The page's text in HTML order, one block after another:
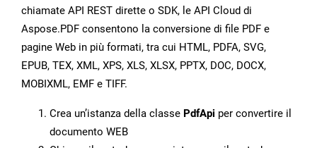
chiamate API REST dirette o SDK, le API Cloud di
Aspose.PDF consentono la conversione di file PDF e
pagine Web in più formati, tra cui HTML, PDFA, SVG,
EPUB, TEX, XML, XPS, XLS, XLSX, PPTX, DOC, DOCX,
MOBIXML, EMF e TIFF.
Crea un’istanza della classe PdfApi per convertire il
documento WEB